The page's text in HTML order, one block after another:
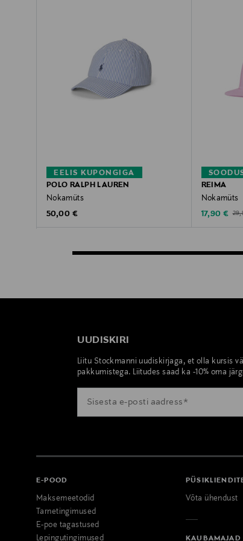
EELIS KUPONGIGA
POLO RALPH LAUREN
Nokamüts
Original Price
50,00 €
REIMA
Nokamüts
Discounted
17,90 €
UUDISKIRI
Liitu Stockmanni uudiskirjaga, et olla kursis
pakkumistega. Liitudes saad ka -10% oma
E-POOD
Maksemeetodid
Tarnetingimused
E-poe tagastused
Lepingutingimused
Võta ühendust
KAUBAMAJAD